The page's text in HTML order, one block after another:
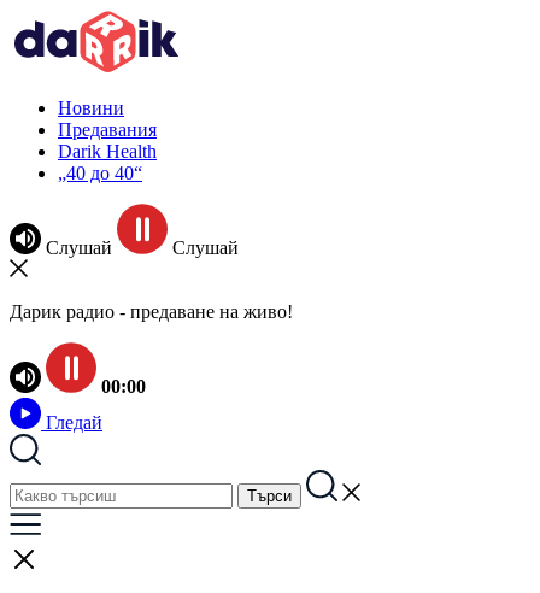
Новини
Предавания
Darik Health
„40 до 40“
Слушай Слушай
Дарик радио - предаване на живо!
00:00
Гледай